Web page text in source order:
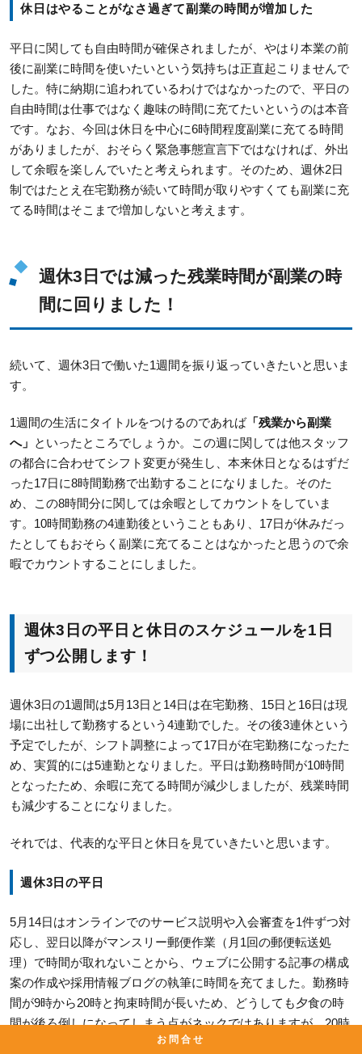
休日はやることがなさ過ぎて副業の時間が増加した
平日に関しても自由時間が確保されましたが、やはり本業の前
後に副業に時間を使いたいという気持ちは正直起こりませんで
した。特に納期に追われているわけではなかったので、平日の
自由時間は仕事ではなく趣味の時間に充てたいというのは本音
です。なお、今回は休日を中心に6時間程度副業に充てる時間
がありましたが、おそらく緊急事態宣言下ではなければ、外出
して余暇を楽しんでいたと考えられます。そのため、週休2日
制ではたとえ在宅勤務が続いて時間が取りやすくても副業に充
てる時間はそこまで増加しないと考えます。
週休3日では減った残業時間が副業の時
間に回りました！
続いて、週休3日で働いた1週間を振り返っていきたいと思いま
す。
1週間の生活にタイトルをつけるのであれば「残業から副業
へ」 といったところでしょうか。この週に関しては他スタッフ
の都合に合わせてシフト変更が発生し、本来休日となるはずだ
った17日に8時間勤務で出勤することになりました。そのた
め、この8時間分に関しては余暇としてカウントをしていま
す。10時間勤務の4連勤後ということもあり、17日が休みだっ
たとしてもおそらく副業に充てることはなかったと思うので余
暇でカウントすることにしました。
週休3日の平日と休日のスケジュールを1日
ずつ公開します！
週休3日の1週間は5月13日と14日は在宅勤務、15日と16日は現
場に出社して勤務するという4連勤でした。その後3連休という
予定でしたが、シフト調整によって17日が在宅勤務になったた
め、実質的には5連勤となりました。平日は勤務時間が10時間
となったため、余暇に充てる時間が減少しましたが、残業時間
も減少することになりました。
それでは、代表的な平日と休日を見ていきたいと思います。
週休3日の平日
5月14日はオンラインでのサービス説明や入会審査を1件ずつ対
応し、翌日以降がマンスリー郵便作業（月1回の郵便転送処
理）で時間が取れないことから、ウェブに公開する記事の構成
案の作成や採用情報ブログの執筆に時間を充てました。勤務時
間が9時から20時と拘束時間が長いため、どうしても夕食の時
間が後ろ倒しになってしまう点がネックではありますが、20時
が近づいてくるといよいよ空腹の限界を迎えるため、残業時間
お問合せ